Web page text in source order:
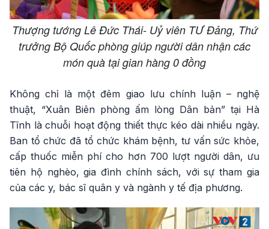
Thượng tướng Lê Đức Thái- Uỷ viên TƯ Đảng, Thứ
trưởng Bộ Quốc phòng giúp người dân nhận các
món quà tại gian hàng 0 đồng
Không chỉ là một đêm giao lưu chính luận – nghệ
thuật, “Xuân Biên phòng ấm lòng Dân bản” tại Hà
Tĩnh là chuỗi hoạt động thiết thực kéo dài nhiều ngày.
Ban tổ chức đã tổ chức khám bệnh, tư vấn sức khỏe,
cấp thuốc miễn phí cho hơn 700 lượt người dân, ưu
tiên hộ nghèo, gia đình chính sách, với sự tham gia
của các y, bác sĩ quân y và ngành y tế địa phương.